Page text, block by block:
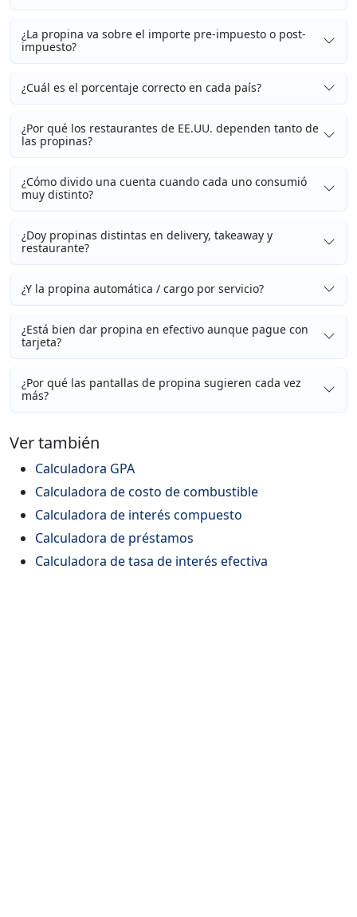
¿La propina va sobre el importe pre-impuesto o post-
impuesto?
¿Cuál es el porcentaje correcto en cada país?
¿Por qué los restaurantes de EE.UU. dependen tanto de
las propinas?
¿Cómo divido una cuenta cuando cada uno consumió
muy distinto?
¿Doy propinas distintas en delivery, takeaway y
restaurante?
¿Y la propina automática / cargo por servicio?
¿Está bien dar propina en efectivo aunque pague con
tarjeta?
¿Por qué las pantallas de propina sugieren cada vez
más?
Ver también
Calculadora GPA
Calculadora de costo de combustible
Calculadora de interés compuesto
Calculadora de préstamos
Calculadora de tasa de interés efectiva